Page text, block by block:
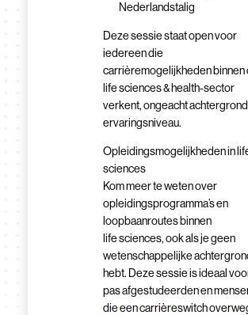
Nederlandstalig
Deze sessie staat open voor
iedereen die
carrièremogelijkheden binnen
life sciences & health-sector
verkent, ongeacht
ervaringsniveau.
Opleidingsmogelijkheden in
sciences
Kom meer te weten over
opleidingsprogramma’s en
loopbaanroutes binnen
life sciences, ook als je geen
wetenschappelijke
hebt. Deze sessie is ideaal
pas afgestudeerden en
die een carrièreswitch